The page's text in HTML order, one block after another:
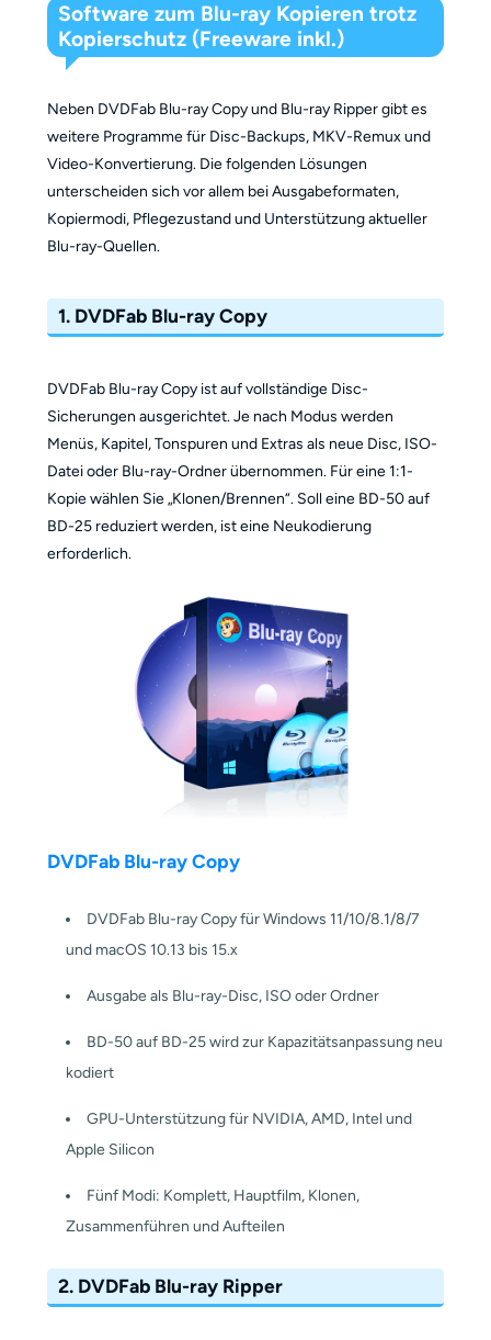
Software zum Blu-ray Kopieren trotz
Kopierschutz (Freeware inkl.)
Neben DVDFab Blu-ray Copy und Blu-ray Ripper gibt es
weitere Programme für Disc-Backups, MKV-Remux und
Video-Konvertierung. Die folgenden Lösungen
unterscheiden sich vor allem bei Ausgabeformaten,
Kopiermodi, Pflegezustand und Unterstützung aktueller
Blu-ray-Quellen.
1. DVDFab Blu-ray Copy
DVDFab Blu-ray Copy ist auf vollständige Disc-
Sicherungen ausgerichtet. Je nach Modus werden
Menüs, Kapitel, Tonspuren und Extras als neue Disc, ISO-
Datei oder Blu-ray-Ordner übernommen. Für eine 1:1-
Kopie wählen Sie „Klonen/Brennen“. Soll eine BD-50 auf
BD-25 reduziert werden, ist eine Neukodierung
erforderlich.
DVDFab Blu-ray Copy
DVDFab Blu-ray Copy für Windows 11/10/8.1/8/7
und macOS 10.13 bis 15.x
Ausgabe als Blu-ray-Disc, ISO oder Ordner
BD-50 auf BD-25 wird zur Kapazitätsanpassung neu
kodiert
GPU-Unterstützung für NVIDIA, AMD, Intel und
Apple Silicon
Fünf Modi: Komplett, Hauptfilm, Klonen,
Zusammenführen und Aufteilen
2. DVDFab Blu-ray Ripper